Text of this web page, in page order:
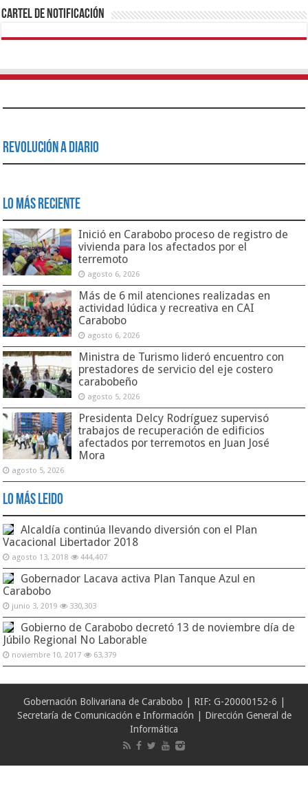
Cartel de Notificación
Revolución a Diario
Lo Más Reciente
Inició en Carabobo proceso de registro de
vivienda para los afectados por el
terremoto
agosto 6, 2026
Más de 6 mil atenciones realizadas en
actividad lúdica y recreativa en CAI
Carabobo
agosto 6, 2026
Ministra de Turismo lideró encuentro con
prestadores de servicio del eje costero
carabobeño
agosto 5, 2026
Presidenta Delcy Rodríguez supervisó
trabajos de recuperación de edificios
afectados por terremotos en Juan José
Mora
agosto 5, 2026
Lo Más Leido
Alcaldía continúa llevando diversión con el Plan
Vacacional Libertador 2018
agosto 13, 2018 444,407
Gobernador Lacava activa Plan Tanque Azul en
Carabobo
junio 3, 2019 330,303
Gobierno de Carabobo decretó 13 de noviembre día de
Júbilo Regional No Laborable
noviembre 10, 2017 63,379
Gobernación Bolivariana de Carabobo | RIF: G-20000152-6 |
Secretaría de Comunicación e Información | Dirección General de
Informática